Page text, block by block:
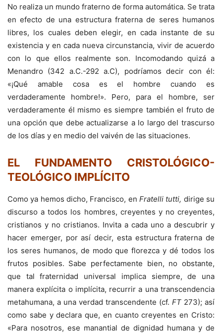
No realiza un mundo fraterno de forma automática. Se trata
en efecto de una estructura fraterna de seres humanos
libres, los cuales deben elegir, en cada instante de su
existencia y en cada nueva circunstancia, vivir de acuerdo
con lo que ellos realmente son. Incomodando quizá a
Menandro (342 a.C.-292 a.C), podríamos decir con él:
«¡Qué amable cosa es el hombre cuando es
verdaderamente hombre!». Pero, para el hombre, ser
verdaderamente él mismo es siempre también el fruto de
una opción que debe actualizarse a lo largo del trascurso
de los días y en medio del vaivén de las situaciones.
EL FUNDAMENTO CRISTOLÓGICO-
TEOLÓGICO IMPLÍCITO
Como ya hemos dicho, Francisco, en Fratelli tutti, dirige su
discurso a todos los hombres, creyentes y no creyentes,
cristianos y no cristianos. Invita a cada uno a descubrir y
hacer emerger, por así decir, esta estructura fraterna de
los seres humanos, de modo que florezca y dé todos los
frutos posibles. Sabe perfectamente bien, no obstante,
que tal fraternidad universal implica siempre, de una
manera explícita o implícita, recurrir a una transcendencia
metahumana, a una verdad transcendente (cf. FT 273); así
como sabe y declara que, en cuanto creyentes en Cristo:
«Para nosotros, ese manantial de dignidad humana y de